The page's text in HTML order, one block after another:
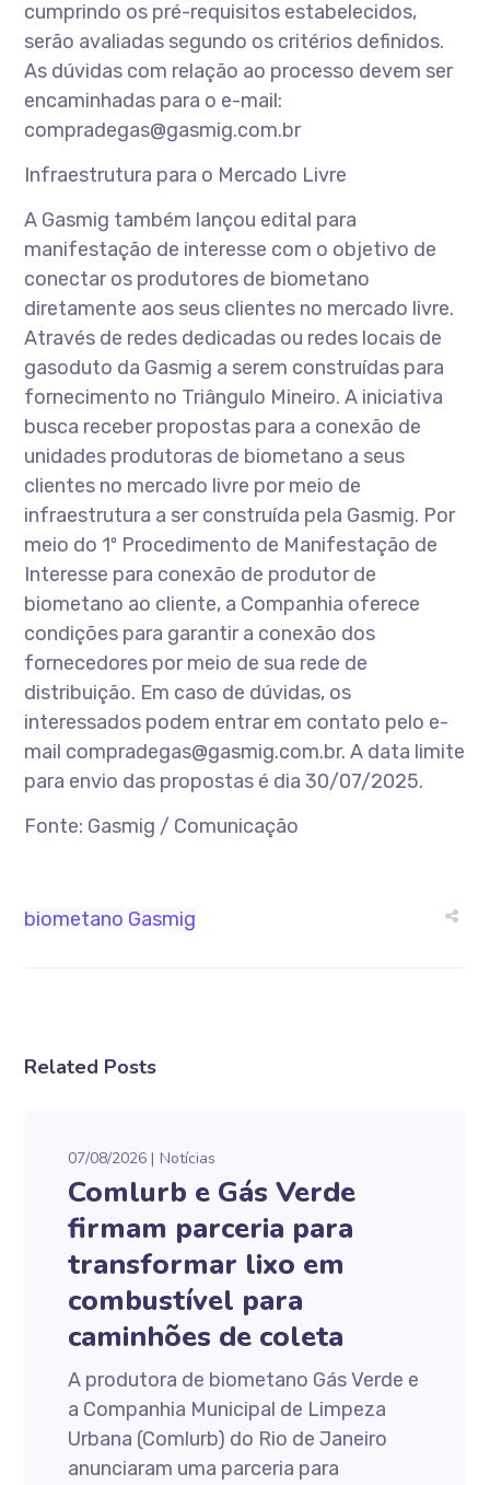
cumprindo os pré-requisitos estabelecidos,
serão avaliadas segundo os critérios definidos.
As dúvidas com relação ao processo devem ser
encaminhadas para o e-mail:
compradegas@gasmig.com.br
Infraestrutura para o Mercado Livre
A Gasmig também lançou edital para
manifestação de interesse com o objetivo de
conectar os produtores de biometano
diretamente aos seus clientes no mercado livre.
Através de redes dedicadas ou redes locais de
gasoduto da Gasmig a serem construídas para
fornecimento no Triângulo Mineiro. A iniciativa
busca receber propostas para a conexão de
unidades produtoras de biometano a seus
clientes no mercado livre por meio de
infraestrutura a ser construída pela Gasmig. Por
meio do 1º Procedimento de Manifestação de
Interesse para conexão de produtor de
biometano ao cliente, a Companhia oferece
condições para garantir a conexão dos
fornecedores por meio de sua rede de
distribuição. Em caso de dúvidas, os
interessados podem entrar em contato pelo e-
mail compradegas@gasmig.com.br. A data limite
para envio das propostas é dia 30/07/2025.
Fonte: Gasmig / Comunicação
biometano Gasmig
Related Posts
07/08/2026 Notícias
Comlurb e Gás Verde
firmam parceria para
transformar lixo em
combustível para
caminhões de coleta
A produtora de biometano Gás Verde e
a Companhia Municipal de Limpeza
Urbana (Comlurb) do Rio de Janeiro
anunciaram uma parceria para